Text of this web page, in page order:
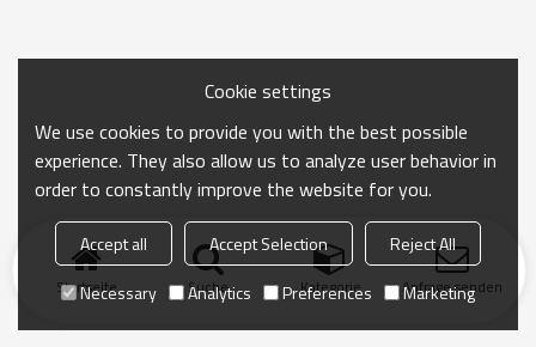
Startseite Suche Kategorie Anfrage senden
Cookie settings
We use cookies to provide you with the best possible
experience. They also allow us to analyze user behavior in
order to constantly improve the website for you.
Accept all Accept Selection
Reject All
Necessary
Analytics Preferences Marketing